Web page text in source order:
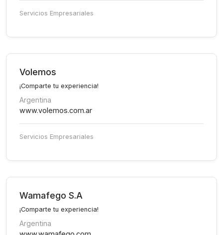
Servicios Empresariales
Volemos
¡Comparte tu experiencia!
Argentina
www.volemos.com.ar
Servicios Empresariales
Wamafego S.A
¡Comparte tu experiencia!
Argentina